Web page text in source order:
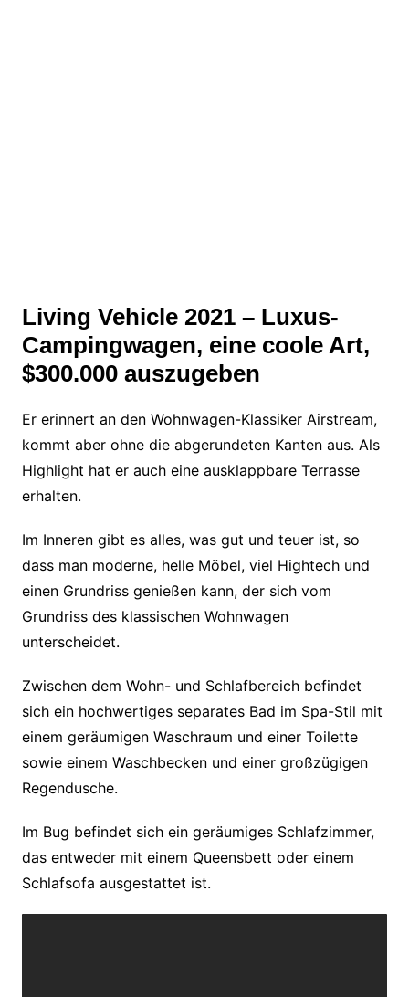
Living Vehicle 2021 – Luxus-
Campingwagen, eine coole Art,
$300.000 auszugeben
Er erinnert an den Wohnwagen-Klassiker Airstream,
kommt aber ohne die abgerundeten Kanten aus. Als
Highlight hat er auch eine ausklappbare Terrasse
erhalten.
Im Inneren gibt es alles, was gut und teuer ist, so
dass man moderne, helle Möbel, viel Hightech und
einen Grundriss genießen kann, der sich vom
Grundriss des klassischen Wohnwagen
unterscheidet.
Zwischen dem Wohn- und Schlafbereich befindet
sich ein hochwertiges separates Bad im Spa-Stil mit
einem geräumigen Waschraum und einer Toilette
sowie einem Waschbecken und einer großzügigen
Regendusche.
Im Bug befindet sich ein geräumiges Schlafzimmer,
das entweder mit einem Queensbett oder einem
Schlafsofa ausgestattet ist.